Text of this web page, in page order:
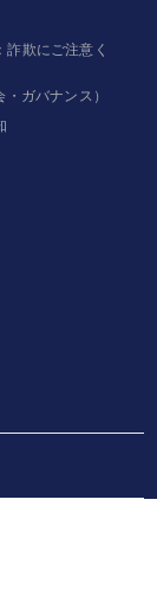
詐欺にご注意く
ガバナンス）